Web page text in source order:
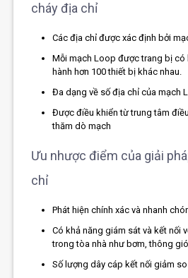
cháy địa chỉ
Các địa chỉ được xác định bởi
Mỗi mạch Loop được trang bị có
hành hơn 100 thiết bị khác nhau.
Đa dạng về số địa chỉ của mạch
Được điều khiển từ trung tâm
thăm dò mạch
Ưu nhược điểm của giải
chỉ
Phát hiện chính xác và nhanh
Có khả năng giám sát và kết nối
trong tòa nhà như bơm, thông
Số lượng dây cáp kết nối giảm